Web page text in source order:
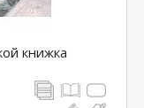
книжка